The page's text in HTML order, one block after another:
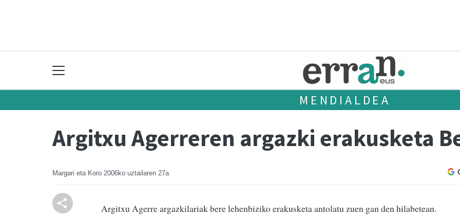
MENDIALDEA
Argitxu Agerreren argazki erakusketa
Margari eta Koro 2006ko uztailaren 27a
Argitxu Agerre argazkilariak bere lehenbiziko erakusketa antolatu zuen gan den hilabetean.